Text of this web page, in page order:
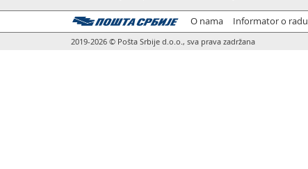
O nama Informator o radu
2019-2026 © Pošta Srbije d.o.o., sva prava zadržana